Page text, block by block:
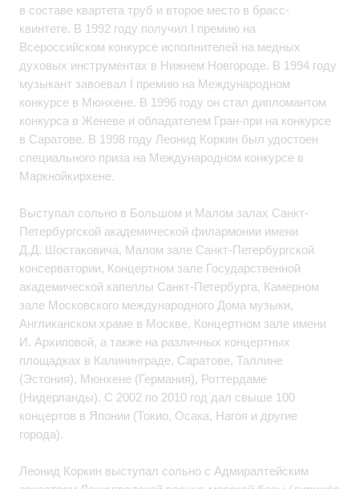
в составе квартета труб и второе место в брасс-
квинтете. В 1992 году получил I премию на
Всероссийском конкурсе исполнителей на медных
духовых инструментах в Нижнем Новгороде. В 1994 году
музыкант завоевал I премию на Международном
конкурсе в Мюнхене. В 1996 году он стал дипломантом
конкурса в Женеве и обладателем Гран-при на конкурсе
в Саратове. В 1998 году Леонид Коркин был удостоен
специального приза на Международном конкурсе в
Маркнойкирхене.
Выступал сольно в Большом и Малом залах Санкт-
Петербургской академической филармонии имени
Д.Д. Шостаковича, Малом зале Санкт-Петербургской
консерватории, Концертном зале Государственной
академической капеллы Санкт-Петербурга, Камерном
зале Московского международного Дома музыки,
Англиканском храме в Москве, Концертном зале имени
И. Архиповой, а также на различных концертных
площадках в Калининграде, Саратове, Таллине
(Эстония), Мюнхене (Германия), Роттердаме
(Нидерланды). С 2002 по 2010 год дал свыше 100
концертов в Японии (Токио, Осака, Нагоя и другие
города).
Леонид Коркин выступал сольно с Адмиралтейским